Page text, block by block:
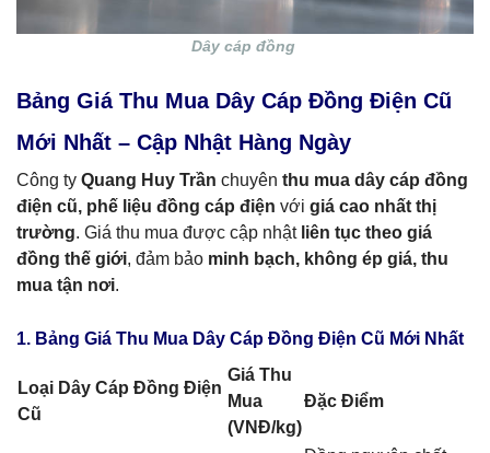
Dây cáp đồng
Bảng Giá Thu Mua Dây Cáp Đồng Điện Cũ
Mới Nhất – Cập Nhật Hàng Ngày
Công ty Quang Huy Trần chuyên thu mua dây cáp đồng
điện cũ, phế liệu đồng cáp điện với giá cao nhất thị
trường. Giá thu mua được cập nhật liên tục theo giá
đồng thế giới, đảm bảo minh bạch, không ép giá, thu
mua tận nơi.
1. Bảng Giá Thu Mua Dây Cáp Đồng Điện Cũ Mới Nhất
Loại Dây Cáp Đồng Điện
Cũ
Giá Thu
Mua
(VNĐ/kg)
Đặc Điểm